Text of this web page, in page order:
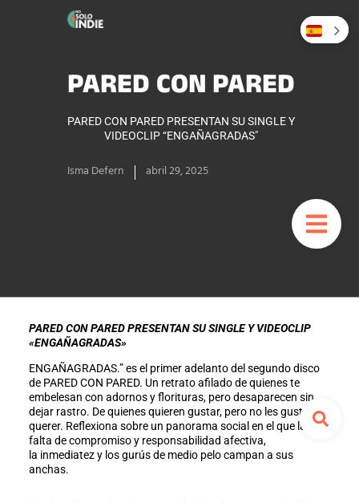
PARED CON PARED
PARED CON PARED PRESENTAN SU SINGLE Y
VIDEOCLIP “ENGAÑAGRADAS"
Isma Defern abril 29, 2025
PARED CON PARED PRESENTAN SU SINGLE Y VIDEOCLIP
«ENGAÑAGRADAS»
ENGAÑAGRADAS.” es el primer adelanto del segundo disco
de PARED CON PARED. Un retrato afilado de quienes te
embelesan con adornos y florituras, pero desaparecen sin
dejar rastro. De quienes quieren gustar, pero no les gusta
querer. Reflexiona sobre un panorama social en el que la
falta de compromiso y responsabilidad afectiva,
la inmediatez y los gurús de medio pelo campan a sus
anchas.